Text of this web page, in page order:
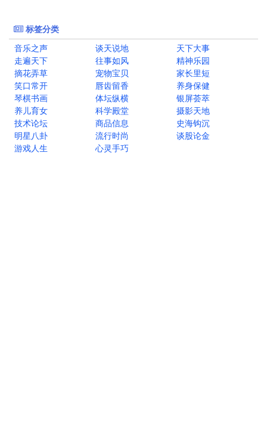
标签分类
音乐之声
谈天说地
天下大事
走遍天下
往事如风
精神乐园
摘花弄草
宠物宝贝
家长里短
笑口常开
唇齿留香
养身保健
琴棋书画
体坛纵横
银屏荟萃
养儿育女
科学殿堂
摄影天地
技术论坛
商品信息
史海钩沉
明星八卦
流行时尚
谈股论金
游戏人生
心灵手巧